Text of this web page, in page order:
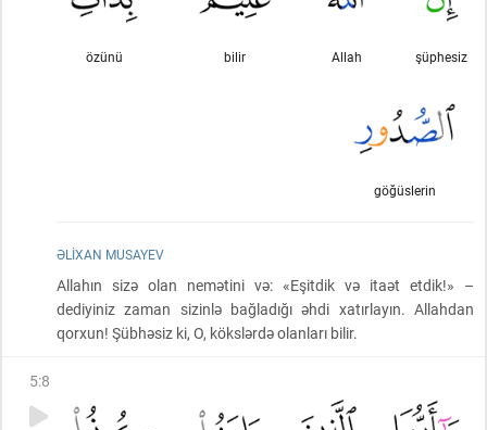
şüphesiz
Allah
bilir
özünü
göğüslerin
ƏLIXAN MUSAYEV
Allahın sizə olan nemətini və: «Eşitdik və itaət etdik!» –
dediyiniz zaman sizinlə bağladığı əhdi xatırlayın. Allahdan
qorxun! Şübhəsiz ki, O, kökslərdə olanları bilir.
5:8